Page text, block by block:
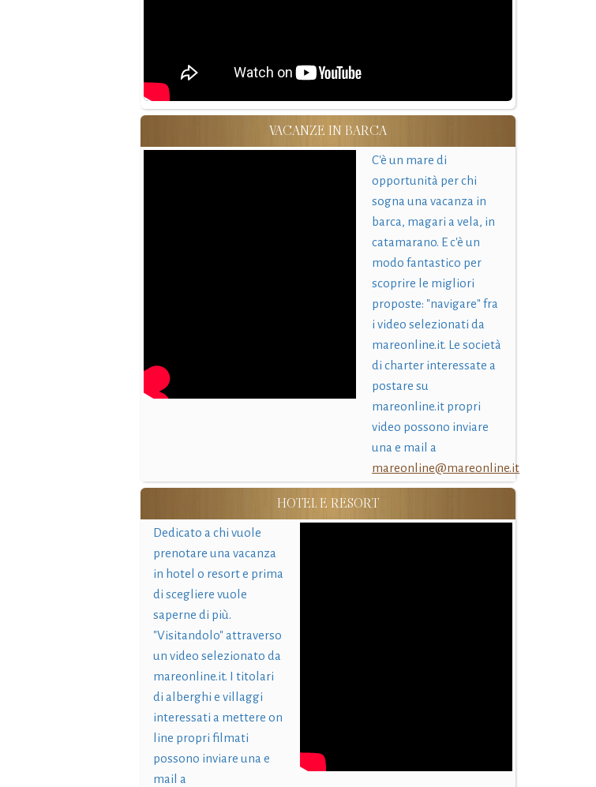
VACANZE IN BARCA
C'è un mare di
opportunità per chi
sogna una vacanza in
barca, magari a vela, in
catamarano. E c'è un
modo fantastico per
scoprire le migliori
proposte: "navigare" fra
i video selezionati da
mareonline.it. Le società
di charter interessate a
postare su
mareonline.it propri
video possono inviare
una e mail a
mareonline@mareonline.it
HOTEL E RESORT
Dedicato a chi vuole
prenotare una vacanza
in hotel o resort e prima
di scegliere vuole
saperne di più.
"Visitandolo" attraverso
un video selezionato da
mareonline.it. I titolari
di alberghi e villaggi
interessati a mettere on
line propri filmati
possono inviare una e
mail a